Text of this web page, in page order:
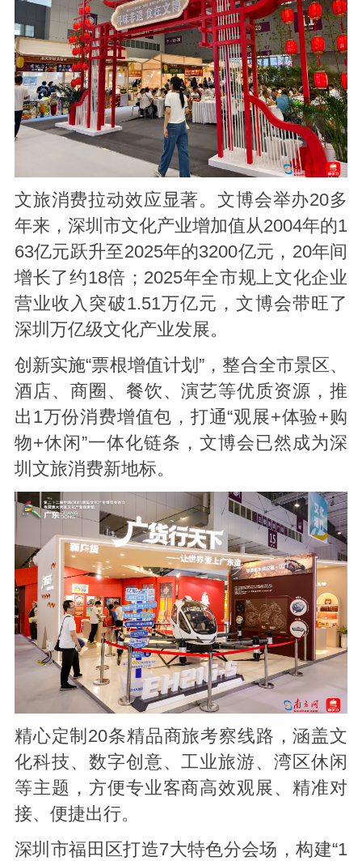
文旅消费拉动效应显著。文博会举办20多
年来，深圳市文化产业增加值从2004年的1
63亿元跃升至2025年的3200亿元，20年间
增长了约18倍；2025年全市规上文化企业
营业收入突破1.51万亿元，文博会带旺了
深圳万亿级文化产业发展。
创新实施“票根增值计划”，整合全市景区、
酒店、商圈、餐饮、演艺等优质资源，推
出1万份消费增值包，打通“观展+体验+购
物+休闲”一体化链条，文博会已然成为深
圳文旅消费新地标。
精心定制20条精品商旅考察线路，涵盖文
化科技、数字创意、工业旅游、湾区休闲
等主题，方便专业客商高效观展、精准对
接、便捷出行。
深圳市福田区打造7大特色分会场，构建“1